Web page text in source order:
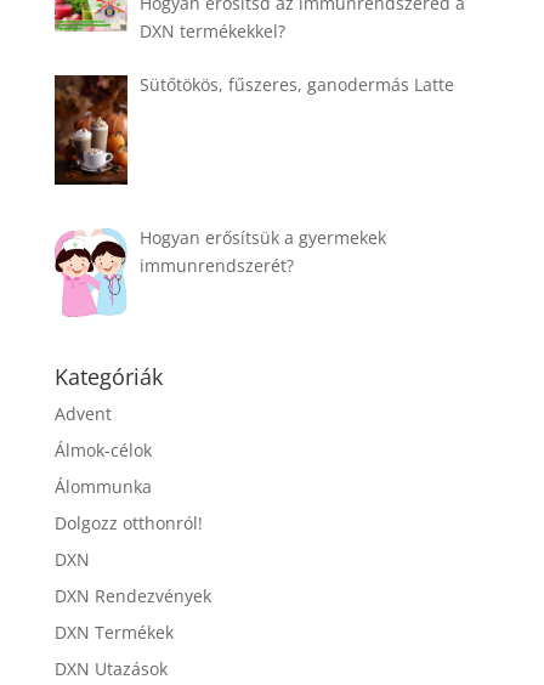
DXN termékekkel?
Sütőtökös, fűszeres, ganodermás Latte
Hogyan erősítsük a gyermekek
immunrendszerét?
Kategóriák
Advent
Álmok-célok
Álommunka
Dolgozz otthonról!
DXN
DXN Rendezvények
DXN Termékek
DXN Utazások